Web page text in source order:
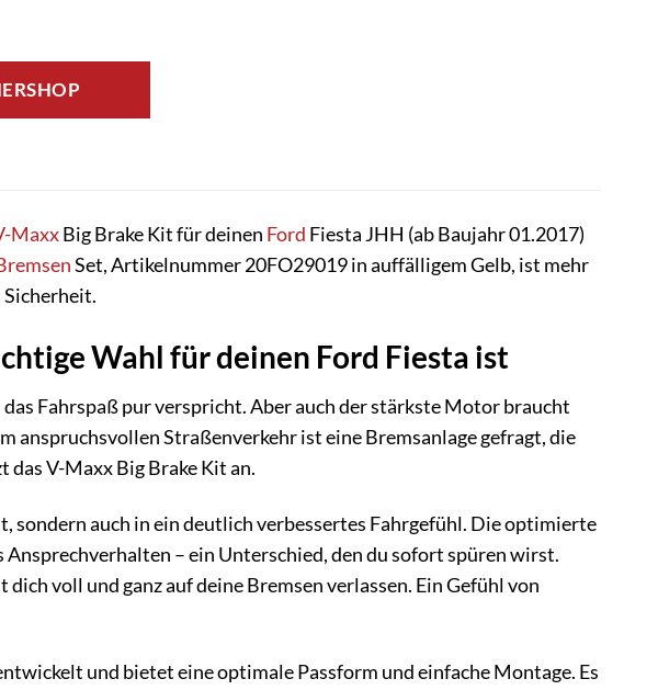
MaxxBig Brake Kit für deinen Ford Fiesta JHH (ab Baujahr 01.2017)
Set, Artikelnummer 20FO29019 in auffälligem Gelb, ist mehr
Sicherheit.
Wahl für deinen Ford Fiesta ist
Fahrspaß pur verspricht. Aber auch der stärkste Motor braucht
anspruchsvollen Straßenverkehr ist eine Bremsanlage gefragt, die
V-Maxx Big Brake Kit an.
auch in ein deutlich verbessertes Fahrgefühl. Die optimierte
– ein Unterschied, den du sofort spüren wirst.
voll und ganz auf deine Bremsen verlassen. Ein Gefühl von
und bietet eine optimale Passform und einfache Montage. Es